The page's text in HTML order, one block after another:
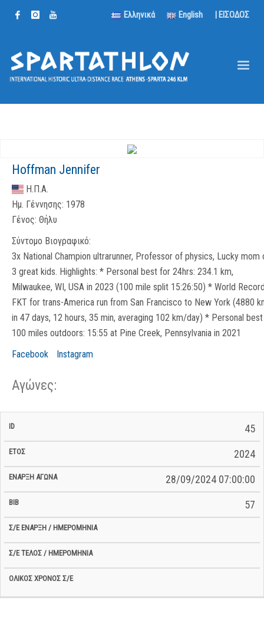
Ελληνικά English | ΕΙΣΟΔΟΣ
Hoffman Jennifer
Η.Π.Α.
Ημ. Γέννησης: 1978
Γένος: Θήλυ
Σύντομο Βιογραφικό:
3x National Champion ultrarunner, Professor of physics, Lucky mom
3 great kids. Highlights: * Personal best for 24hrs: 234.1 km,
Milwaukee, WI, USA in 2023 (100 mile split 15:26:50) * World
FKT for trans-America run from San Francisco to New York (4880
in 47 days, 12 hours, 35 min, averaging 102 km/day) * Personal
100 miles outdoors: 15:55 at Pine Creek, Pennsylvania in 2021
Facebook
Instagram
Αγώνες:
Αγώνα
Ημερομηνία
45
2024
28/09/2024 07:00:00
57